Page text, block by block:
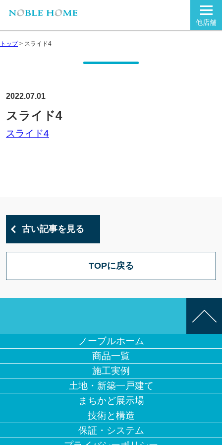
他店舗
トップ> スライド4
2022.07.01
スライド4
スライド4
古い記事を見る
TOPに戻る
ノーブルホーム
商品一覧
施工実例
土地・新築一戸建て
まちかど展示場
技術と構造
保証・システム